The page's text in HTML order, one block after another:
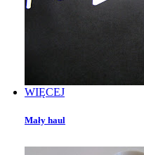
WIĘCEJ
Mały haul